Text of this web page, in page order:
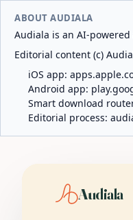
ABOUT AUDIALA
Audiala is an AI-
Editorial content (c)
iOS app:
Android app:
Smart download
Editorial process:
Audiala